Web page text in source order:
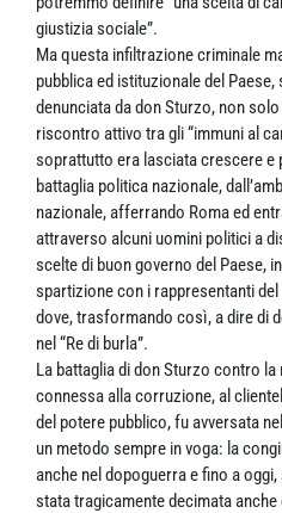
giustizia sociale”.
Ma questa infiltrazione criminale
pubblica ed istituzionale del
denunciata da don Sturzo, non
riscontro attivo tra gli “immuni al
soprattutto era lasciata crescere e
battaglia politica nazionale,
nazionale, afferrando Roma ed
attraverso alcuni uomini politici a
scelte di buon governo del Paese,
spartizione con i rappresentanti
dove, trasformando così, a dire di
nel “Re di burla”.
La battaglia di don Sturzo contro
connessa alla corruzione, al
del potere pubblico, fu avversata
un metodo sempre in voga: la
anche nel dopoguerra e fino a
stata tragicamente decimata